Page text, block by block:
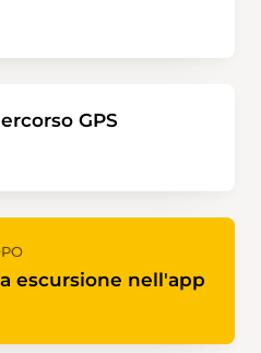
GPS
escursione nell'app